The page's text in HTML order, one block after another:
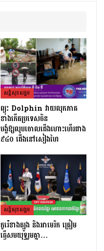
សន្តិសុខសង្គម
ព្យុះ Dolphin វាយលុកភាគ
ខាងកើតប្រទេសចិន
បង្ខំឱ្យលុបចោលជើងហោះហើរជាង
៩៤០ ជើងនៅសៀងហៃ
សន្តិសុខសង្គម
កូរ៉េខាងត្បូង និងអាមេរិក ត្រៀម
ធ្វើសមយុទ្ធរួមគ្នា…